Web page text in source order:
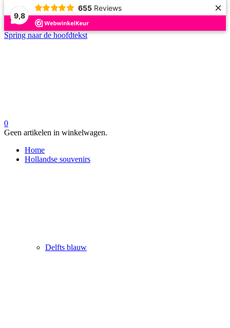
9,8
655 Reviews ×
Spring naar de hoofdtekst
0
Geen artikelen in winkelwagen.
Home
Hollandse souvenirs
Delfts blauw